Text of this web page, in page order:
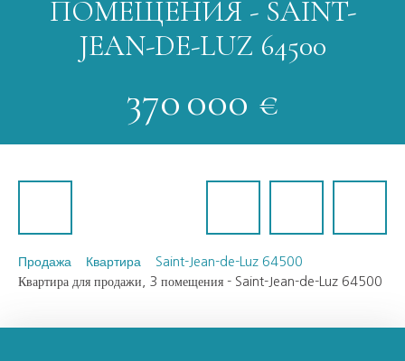
ПОМЕЩЕНИЯ - SAINT-
JEAN-DE-LUZ 64500
370 000 €
Продажа Квартира
Saint-Jean-de-Luz 64500
Квартира для продажи, 3 помещения - Saint-Jean-de-Luz 64500